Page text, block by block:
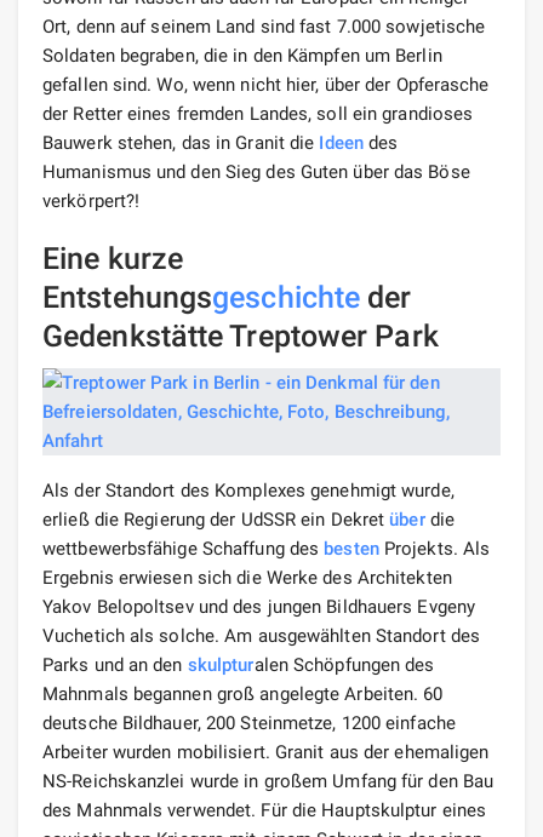
Ort, denn auf seinem Land sind fast 7.000 sowjetische
Soldaten begraben, die in den Kämpfen um Berlin
gefallen sind. Wo, wenn nicht hier, über der Opferasche
der Retter eines fremden Landes, soll ein grandioses
Bauwerk stehen, das in Granit die Ideendes
Humanismus und den Sieg des Guten über das Böse
verkörpert?!
Eine kurze
Entstehungsgeschichte der
Gedenkstätte Treptower Park
Als der Standort des Komplexes genehmigt wurde,
erließ die Regierung der UdSSR ein Dekretüberdie
wettbewerbsfähige Schaffung des bestenProjekts. Als
Ergebnis erwiesen sich die Werke des Architekten
Yakov Belopoltsev und des jungen Bildhauers Evgeny
Vuchetich als solche. Am ausgewählten Standort des
Parks und an den skulpturalen Schöpfungen des
Mahnmals begannen groß angelegte Arbeiten. 60
deutsche Bildhauer, 200 Steinmetze, 1200 einfache
Arbeiter wurden mobilisiert. Granit aus der ehemaligen
NS-Reichskanzlei wurde in großem Umfang für den Bau
des Mahnmals verwendet. Für die Hauptskulptur eines